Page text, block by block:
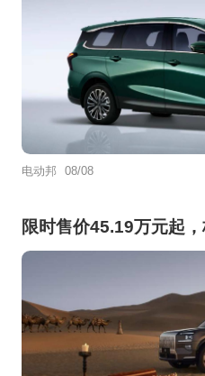
电动邦 08/08
限时售价45.19万元起